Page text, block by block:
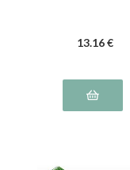
13.16 €